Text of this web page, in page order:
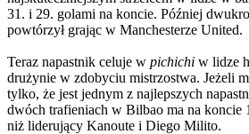
31. i 29. golami na koncie. Później
powtórzył grając w Manchesterze United.
Teraz napastnik celuje w pichichi w lidze
drużynie w zdobyciu mistrzostwa. Jeżeli
tylko, że jest jednym z najlepszych
dwóch trafieniach w Bilbao ma na koncie
niż liderujący Kanoute i Diego Milito.